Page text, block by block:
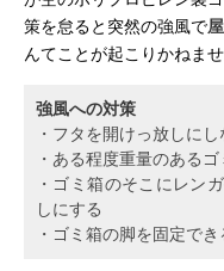
策を怠ると突然の強風で
んてことが起こりかねませ
強風への対策
・フタを開けっ放しに
・ある程度重量のある
・ゴミ箱のそこにレン
しにする
・ゴミ箱の脚を固定で